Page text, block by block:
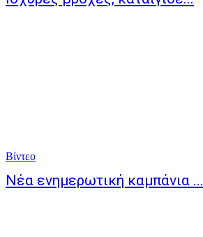
Bίντεο
Νέα ενημερωτική καμπάνια ...